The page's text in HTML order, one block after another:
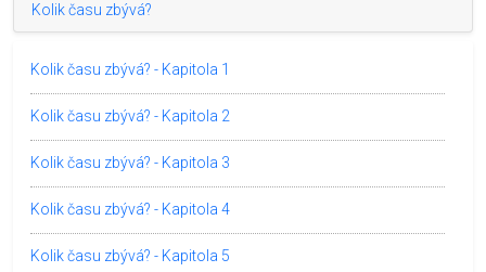
Kolik času zbývá?
Kolik času zbývá? - Kapitola 1
Kolik času zbývá? - Kapitola 2
Kolik času zbývá? - Kapitola 3
Kolik času zbývá? - Kapitola 4
Kolik času zbývá? - Kapitola 5